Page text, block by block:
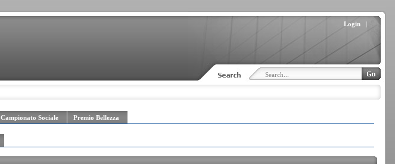
Login |
Campionato Sociale Premio Bellezza